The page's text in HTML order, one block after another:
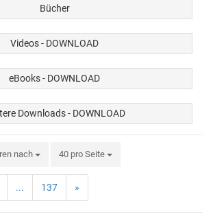
Bücher
Videos - DOWNLOAD
eBooks - DOWNLOAD
Downloads - DOWNLOAD
nach 40 pro Seite
... 137 »